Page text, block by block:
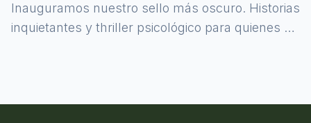
Inauguramos nuestro sello más oscuro. Historias
inquietantes y thriller psicológico para quienes se